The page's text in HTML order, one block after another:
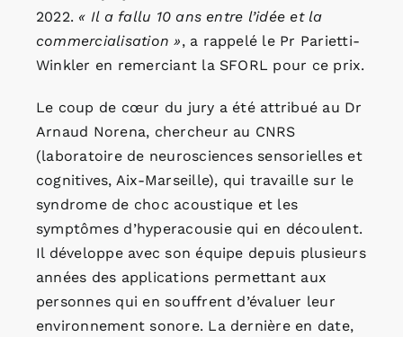
2022. « Il a fallu 10 ans entre l’idée et la
commercialisation », a rappelé le Pr Parietti-
Winkler en remerciant la SFORL pour ce prix.
Le coup de cœur du jury a été attribué au Dr
Arnaud Norena, chercheur au CNRS
(laboratoire de neurosciences sensorielles et
cognitives, Aix-Marseille), qui travaille sur le
syndrome de choc acoustique et les
symptômes d’hyperacousie qui en découlent.
Il développe avec son équipe depuis plusieurs
années des applications permettant aux
personnes qui en souffrent d’évaluer leur
environnement sonore. La dernière en date,